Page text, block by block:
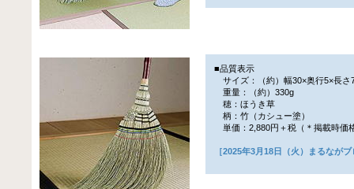
■品質表示
サイズ：（約）幅30×奥行5×長さ
重量：（約）330g
穂：ほうき草
柄：竹（カシュー塗）
単価：2,880円＋税（＊掲載時価
［2025年3月18日（火）まるなが